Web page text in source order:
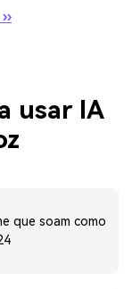
usar IA
que soam como